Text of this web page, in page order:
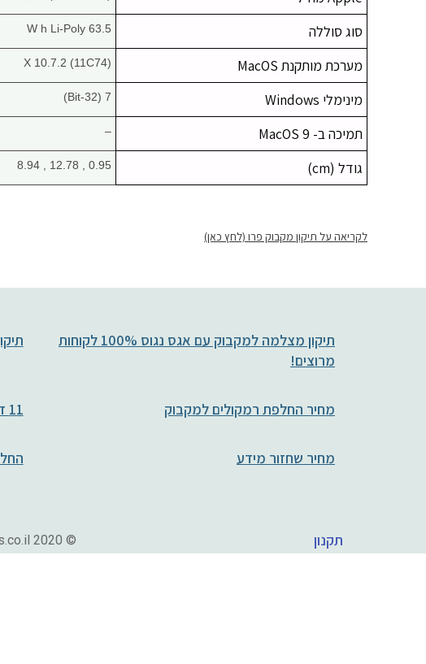
סוג סוללה 63.5 W h Li-Poly
מערכת מותקנת MacOS X 10.7.2 (11C74)
מינימלי Windows 7 (32-Bit)
תמיכה ב- MacOS 9 –
גודל (cm) 0.95 , 12.78 , 8.94
לקריאה על תיקון מקבוק פרו (לחץ כאן)
תיקון מצלמה למקבוק עם אגס נגוס 100% לקוחות
מרוצים!
מחיר החלפת רמקולים למקבוק 11 דרכים לזהות תיקון לוח אם מקבוק
מחיר שחזור מידע
תקנון © 2020 agasnagus.co.il - מעבדה לתיקון מחשבי APPLE